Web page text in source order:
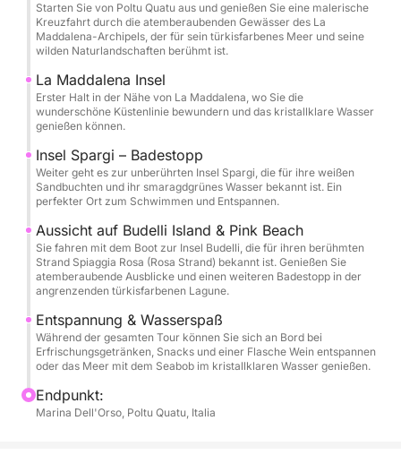
Ein Höhepunkt des Tages ist der Stopp nahe der
Insel Budelli, berühmt für ihren legendären Pink
Beach und die unglaublichen Farben der
umliegenden Lagune. Auch die Insel Spargi bietet
wunderschöne Plätze zum Schwimmen und
Entspannen inmitten unberührter Natur.
Während des Ausflugs können Sie an Bord
entspannen und Erfrischungsgetränke, Snacks und
eine Flasche Wein genießen. Erkunden Sie das
kristallklare Wasser mit dem Seabob – ein
einzigartiges und spaßiges Erlebnis auf dem Meer.
Zauber des La Maddalena-Archipels zu entdecken
und verbindet Entspannung, Schwimmen und
atemberaubende Landschaften in einer der
schönsten Gegenden Sardiniens.
Starten Sie von Poltu Quatu aus und genießen Sie eine malerische
Kreuzfahrt durch die atemberaubenden Gewässer des La
Maddalena-Archipels, der für sein türkisfarbenes Meer und seine
wilden Naturlandschaften berühmt ist.
La Maddalena Insel
Erster Halt in der Nähe von La Maddalena, wo Sie die
wunderschöne Küstenlinie bewundern und das kristallklare Wasser
genießen können.
Insel Spargi – Badestopp
Weiter geht es zur unberührten Insel Spargi, die für ihre weißen
Sandbuchten und ihr smaragdgrünes Wasser bekannt ist. Ein
perfekter Ort zum Schwimmen und Entspannen.
Aussicht auf Budelli Island & Pink Beach
Sie fahren mit dem Boot zur Insel Budelli, die für ihren berühmten
Strand Spiaggia Rosa (Rosa Strand) bekannt ist. Genießen Sie
atemberaubende Ausblicke und einen weiteren Badestopp in der
angrenzenden türkisfarbenen Lagune.
Entspannung & Wasserspaß
Während der gesamten Tour können Sie sich an Bord bei
Erfrischungsgetränken, Snacks und einer Flasche Wein entspannen
oder das Meer mit dem Seabob im kristallklaren Wasser genießen.
Endpunkt:
Marina Dell'Orso, Poltu Quatu, Italia